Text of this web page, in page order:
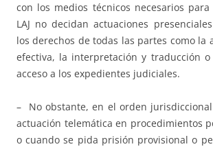
con los medios técnicos necesarios
LAJ no decidan actuaciones
los derechos de todas las partes como la
efectiva, la interpretación y traducción
acceso a los expedientes judiciales.
– No obstante, en el orden jurisdiccional
actuación telemática en procedimientos
o cuando se pida prisión provisional o